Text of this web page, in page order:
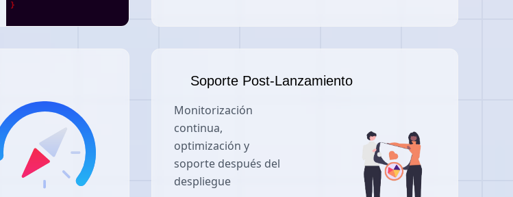
Soporte Post-Lanzamiento
Monitorización
continua,
optimización y
soporte después del
despliegue